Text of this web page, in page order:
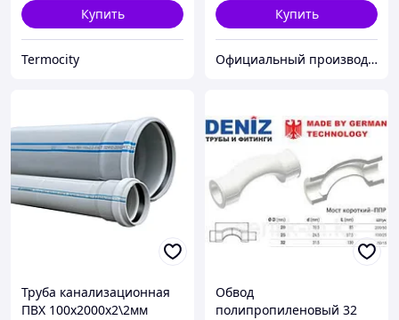
Купить
Termocity
Купить
Официальный производитель и дистрибьютор пластиковых труб Deniz и оконного профиля Wuko
Труба канализационная
ПВХ 100х2000х2\2мм
Обвод
полипропиленовый 32